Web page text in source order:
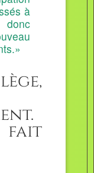
à
fait